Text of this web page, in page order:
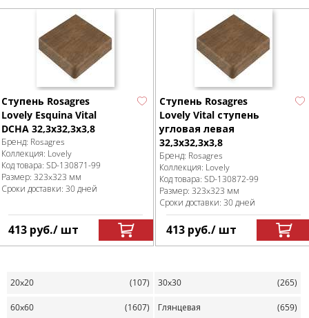
Ступень Rosagres
Lovely Esquina Vital
DCHA 32,3x32,3x3,8
Бренд: Rosagres
Коллекция: Lovely
Код товара: SD-130871-99
Размер: 323x323 мм
Сроки доставки: 30 дней
413 руб./ шт
Ступень Rosagres
Lovely Vital ступень
угловая левая
32,3x32,3x3,8
Бренд: Rosagres
Коллекция: Lovely
Код товара: SD-130872-99
Размер: 323x323 мм
Сроки доставки: 30 дней
413 руб./ шт
20x20 (107) 30x30 (265)
60x60 (1607) Глянцевая (659)